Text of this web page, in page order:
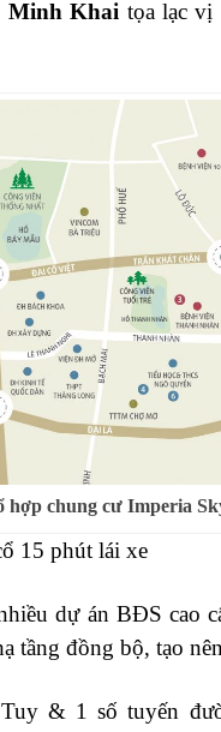
Minh Khai tọa lạc vị
hợp chung cư Imperia
15 phút lái xe
dự án BĐS cao
đồng bộ, tạo
& 1 số tuyến